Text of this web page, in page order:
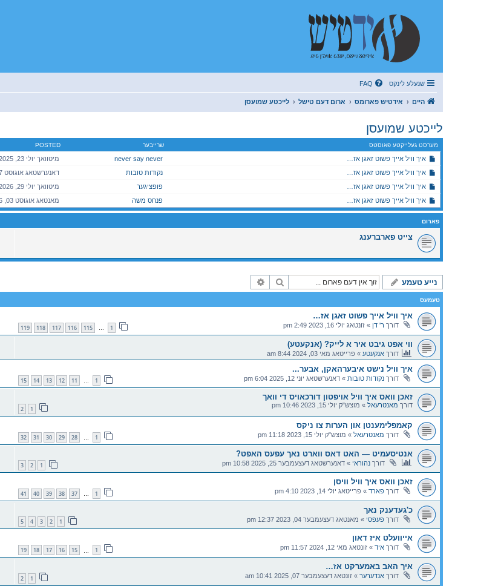
שנעלע לינקס FAQ
היים אידטיש פארומס ארום דעם טישל לייכטע שמועסן
לייכטע שמועסן
מערסט געלייקטע פאוסטס שרייבער POSTED
איך וויל אייך פשוט זאגן אז… never say never מיטוואך יולי 23, 2025 12:11 am
איך וויל אייך פשוט זאגן אז…
נקודות טובות
איך וויל אייך פשוט זאגן אז…
פופציגער מיטוואך יולי 29, 2026 10:30 pm
איך וויל אייך פשוט זאגן אז…
פנחס משה מאנטאג אוגוסט 03, 2026 4:11 pm
פארום
צייט פארברענג
נייע טעמע זוך
טעמעס
איך וויל אייך פשוט זאגן אז…
דורך ר' דן » זונטאג יולי 16, 2023 2:49 pm 1
…
115
116
117
118
119
ווי אפט גיבט איר א לייק? (אנקעטע)
דורך אנקעטע » פרייטאג מאי 03, 2024 8:44 am
איך וויל נישט איבערהאקן, אבער...
דורך נקודות טובות » דאנערשטאג יוני 12, 2025 6:04 pm 1
11
12
13
14
15
זאכן וואס איך וויל אויפטון דורכאויס די וואך
דורך מאנטרעאל » מוצש"ק יולי 15, 2023 10:46 pm 1
2
קאמפלימענטן און הערות צו ניקס
דורך מאנטרעאל » מוצש"ק יולי 15, 2023 11:18 pm 1
…
28
29
30
31
32
אנטיסעמיט — האט דאס ווארט נאך עפעס האפט?
דורך נהוראי » דאנערשטאג דעצעמבער 25, 2025 10:58 pm 1
2
3
זאכן וואס איך וויל וויסן
דורך פארד » פרייטאג יולי 14, 2023 4:10 pm 1
…
37
38
39
40
41
כ'געדענק נאך
דורך פעפסי » מאנטאג דעצעמבער 04, 2023 12:37 pm 1
2
3
4
5
אייוועלט איז דאון
דורך איד » זונטאג מאי 12, 2024 11:57 pm 1
15
16
17
18
19
איך האב באמערקט אז…
דורך אנדערער » זונטאג דעצעמבער 07, 2025 10:41 am 1
2